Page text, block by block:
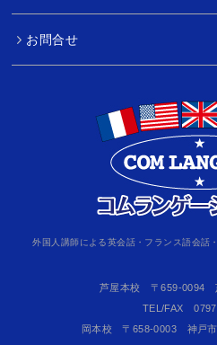
お問合せ
外国人講師による英会話・フランス語会話
芦屋本校 〒659-0094
TEL/FAX
岡本校 〒658-0003 神戸市